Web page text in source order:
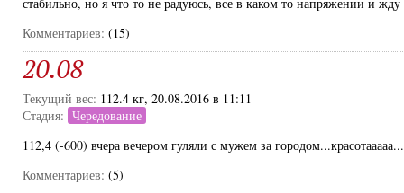
Комментариев: (15)
20.08
Текущий вес: 112.4 кг, 20.08.2016 в 11:11
Стадия: Чередование
112,4 (-600) вчера вечером гуляли с мужем за
Комментариев: (5)